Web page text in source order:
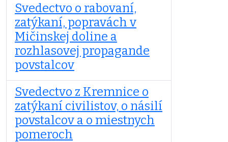
Svedectvo o rabovaní,
zatýkaní, popravách v
Mičinskej doline a
rozhlasovej propagande
povstalcov
Svedectvo z Kremnice o
zatýkaní civilistov, o násilí
povstalcov a o miestnych
pomeroch